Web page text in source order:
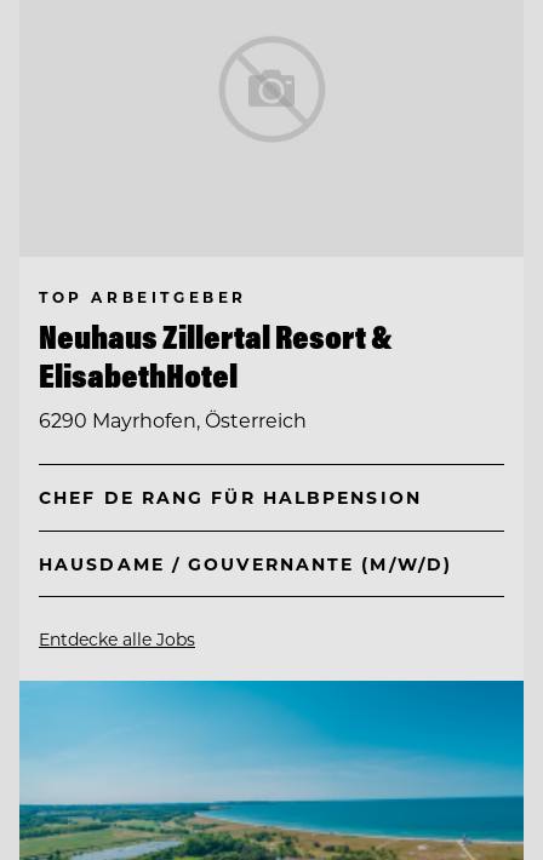
TOP ARBEITGEBER
Neuhaus Zillertal Resort &
ElisabethHotel
6290 Mayrhofen, Österreich
CHEF DE RANG FÜR HALBPENSION
HAUSDAME / GOUVERNANTE (M/W/D)
Entdecke alle Jobs